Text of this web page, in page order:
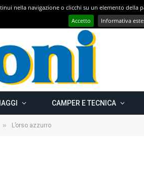
Con CAMPER GO – UN GRANDE VIAGGIO verso il nord est EUROPEO – Carelia Russa e Capo Nord 2019 – Km 13.000
CAMPER E TECNICA
» L’orso azzurro
nella navigazione o clicchi su un elemento
Accetto
Informativa